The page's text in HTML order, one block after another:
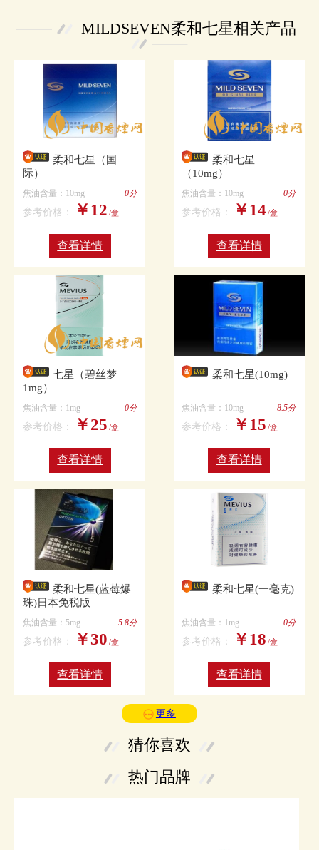
MILDSEVEN柔和七星相关产品
柔和七星（国
际）
焦油含量：10mg 0分
参考价格： ￥12 /盒
查看详情
柔和七星
（10mg）
焦油含量：10mg 0分
参考价格： ￥14 /盒
查看详情
七星（碧丝梦
1mg）
焦油含量：1mg 0分
参考价格： ￥25 /盒
查看详情
柔和七星(10mg)
焦油含量：10mg 8.5分
参考价格： ￥15 /盒
查看详情
柔和七星(蓝莓爆
珠)日本免税版
焦油含量：5mg 5.8分
参考价格： ￥30 /盒
查看详情
柔和七星(一毫克)
焦油含量：1mg 0分
参考价格： ￥18 /盒
查看详情
更多
猜你喜欢
热门品牌